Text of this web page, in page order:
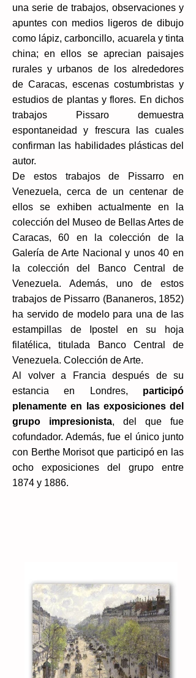
una serie de trabajos, observaciones y
apuntes con medios ligeros de dibujo
como lápiz, carboncillo, acuarela y tinta
china; en ellos se aprecian paisajes
rurales y urbanos de los alrededores
de Caracas, escenas costumbristas y
estudios de plantas y flores. En dichos
trabajos Pissaro demuestra
espontaneidad y frescura las cuales
confirman las habilidades plásticas del
autor.
De estos trabajos de Pissarro en
Venezuela, cerca de un centenar de
ellos se exhiben actualmente en la
colección del Museo de Bellas Artes de
Caracas, 60 en la colección de la
Galería de Arte Nacional y unos 40 en
la colección del Banco Central de
Venezuela. Además, uno de estos
trabajos de Pissarro (Bananeros, 1852)
ha servido de modelo para una de las
estampillas de Ipostel en su hoja
filatélica, titulada Banco Central de
Venezuela. Colección de Arte.​
Al volver a Francia después de su
estancia en Londres, participó
plenamente en las exposiciones del
grupo impresionista, del que fue
cofundador. Además, fue el único junto
con Berthe Morisot que participó en las
ocho exposiciones del grupo entre
1874 y 1886.